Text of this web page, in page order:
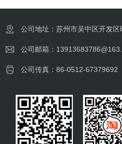
公司地址：苏州市吴中区开发
公司邮箱：
公司传真：86-0512-67379692